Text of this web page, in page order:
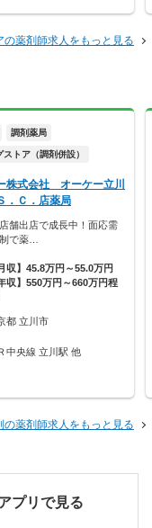
薬剤師求人をもっと見る
調剤薬局
ストア（調剤併設）
株式会社 オーケー立川
．Ｃ．店薬局
舗出店で成長中！面応需
で薬…
収】45.8万円～55.0万円
収】550万円～660万円程
都 立川市
中央線 立川駅 他
の薬剤師求人をもっと見る
プリで見る